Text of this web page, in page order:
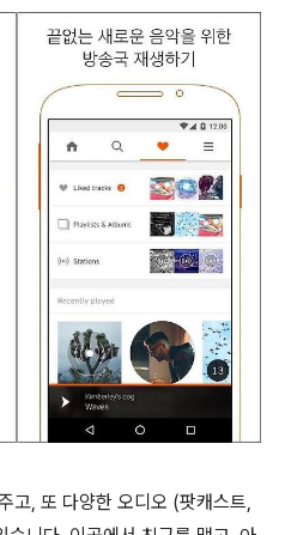
고, 또 다양한 오디오 (팟캐스트,